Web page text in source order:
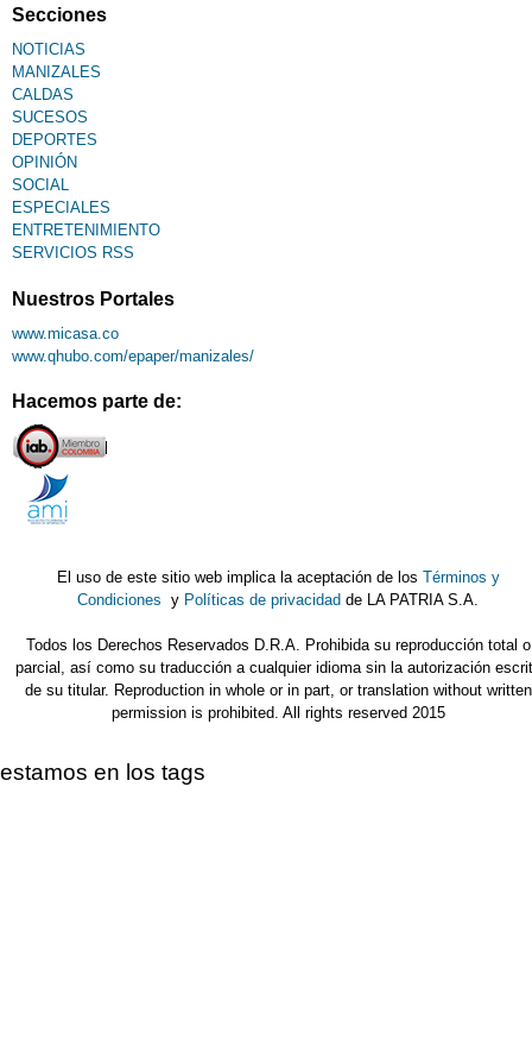
Secciones
NOTICIAS
MANIZALES
CALDAS
SUCESOS
DEPORTES
OPINIÓN
SOCIAL
ESPECIALES
ENTRETENIMIENTO
SERVICIOS RSS
Nuestros Portales
www.micasa.co
www.qhubo.com/epaper/manizales/
Hacemos parte de:
El uso de este sitio web implica la aceptación de los Términos y
Condiciones y Políticas de privacidad de LA PATRIA S.A.
Todos los Derechos Reservados D.R.A. Prohibida su reproducción total o
parcial, así como su traducción a cualquier idioma sin la autorización
de su titular. Reproduction in whole or in part, or translation without written
permission is prohibited. All rights reserved 2015
estamos en los tags